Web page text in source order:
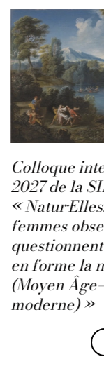
Colloque
2027 de la
«
femmes
en forme la
(Moyen
moderne) »